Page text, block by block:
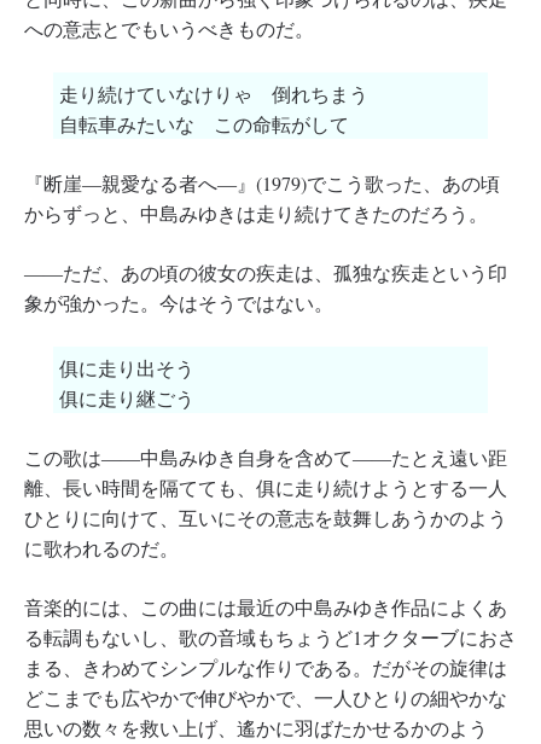
への意志とでもいうべきものだ。
走り続けていなけりゃ 倒れちまう
自転車みたいな この命転がして
『断崖―親愛なる者へ―』(1979)でこう歌った、あの頃
からずっと、中島みゆきは走り続けてきたのだろう。
――ただ、あの頃の彼女の疾走は、孤独な疾走という印
象が強かった。今はそうではない。
俱に走り出そう
俱に走り継ごう
この歌は――中島みゆき自身を含めて――たとえ遠い距
離、長い時間を隔てても、俱に走り続けようとする一人
ひとりに向けて、互いにその意志を鼓舞しあうかのよう
に歌われるのだ。
音楽的には、この曲には最近の中島みゆき作品によくあ
る転調もないし、歌の音域もちょうど1オクターブにおさ
まる、きわめてシンプルな作りである。だがその旋律は
どこまでも広やかで伸びやかで、一人ひとりの細やかな
思いの数々を救い上げ、遙かに羽ばたかせるかのよう